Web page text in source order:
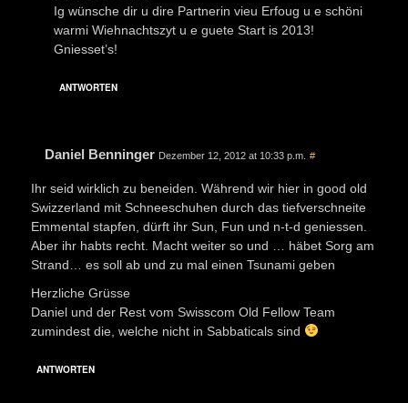
Ig wünsche dir u dire Partnerin vieu Erfoug u e schöni
warmi Wiehnachtszyt u e guete Start is 2013!
Gniesset’s!
ANTWORTEN
Daniel Benninger Dezember 12, 2012 at 10:33 p.m. #
Ihr seid wirklich zu beneiden. Während wir hier in good old
Swizzerland mit Schneeschuhen durch das tiefverschneite
Emmental stapfen, dürft ihr Sun, Fun und n-t-d geniessen.
Aber ihr habts recht. Macht weiter so und … häbet Sorg am
Strand… es soll ab und zu mal einen Tsunami geben
Herzliche Grüsse
Daniel und der Rest vom Swisscom Old Fellow Team
zumindest die, welche nicht in Sabbaticals sind
ANTWORTEN